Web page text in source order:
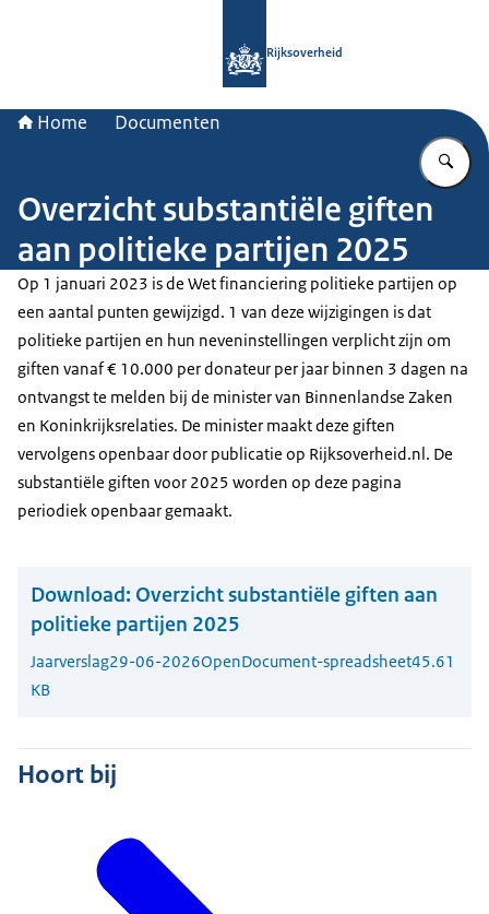
Rijksoverheid
Home Documenten
Overzicht substantiële giften
aan politieke partijen 2025
Op 1 januari 2023 is de Wet financiering politieke partijen op
een aantal punten gewijzigd. 1 van deze wijzigingen is dat
politieke partijen en hun neveninstellingen verplicht zijn om
giften vanaf € 10.000 per donateur per jaar binnen 3 dagen na
ontvangst te melden bij de minister van Binnenlandse Zaken
en Koninkrijksrelaties. De minister maakt deze giften
vervolgens openbaar door publicatie op Rijksoverheid.nl. De
substantiële giften voor 2025 worden op deze pagina
periodiek openbaar gemaakt.
Download: Overzicht substantiële giften aan
politieke partijen 2025
Jaarverslag29-06-2026OpenDocument-spreadsheet45.61
KB
Hoort bij